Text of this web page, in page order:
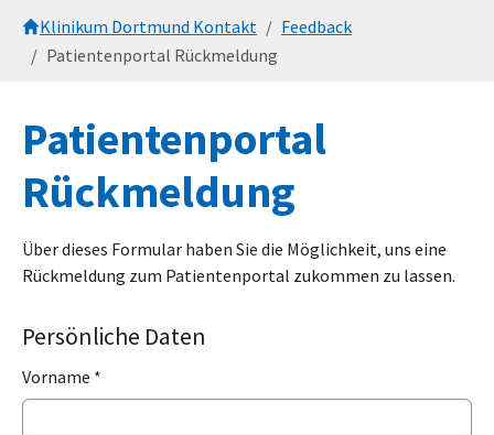
Klinikum Dortmund Kontakt
Feedback
Patientenportal Rückmeldung
Patientenportal
Rückmeldung
Über dieses Formular haben Sie die Möglichkeit, uns eine
Rückmeldung zum Patientenportal zukommen zu lassen.
Persönliche Daten
Vorname *